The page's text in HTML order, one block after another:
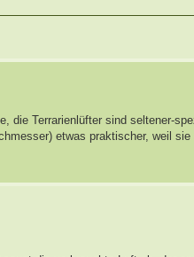
die Terrarienlüfter sind seltener-
etwas praktischer, weil